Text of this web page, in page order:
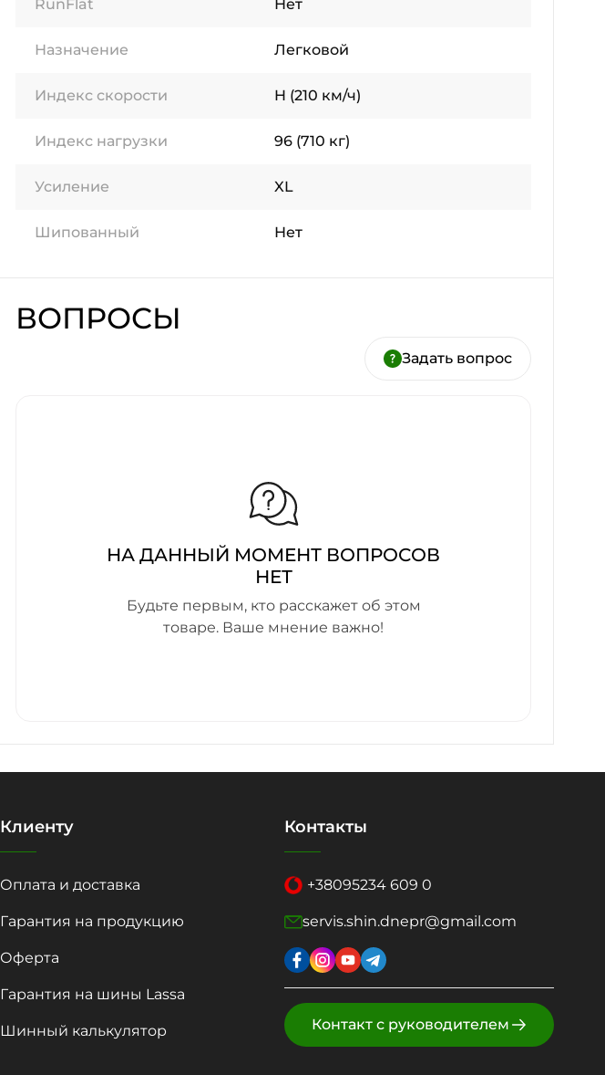
RunFlat Нет
Назначение Легковой
Индекс скорости H (210 км/ч)
Индекс нагрузки 96 (710 кг)
Усиление XL
Шипованный Нет
ВОПРОСЫ
Задать вопрос
НА ДАННЫЙ МОМЕНТ ВОПРОСОВ
НЕТ
Будьте первым, кто расскажет об этом
товаре. Ваше мнение важно!
Клиенту
Оплата и доставка
Гарантия на продукцию
Оферта
Гарантия на шины Lassa
Шинный калькулятор
Контакты
+38095234 609 0
servis.shin.dnepr@gmail.com
Контакт с руководителем